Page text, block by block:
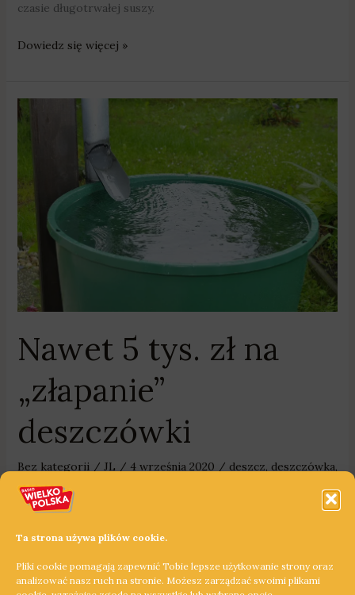
Ta strona używa plików cookie.
Pliki cookie pomagają zapewnić Tobie lepsze użytkowanie strony oraz
analizować nasz ruch na stronie. Możesz zarządzać swoimi plikami
czasie długotrwałej suszy.
Dowiedz się więcej »
Nawet 5 tys. zł na
„złapanie”
deszczówki
Bez kategorii/ JL / 4 września 2020 / deszcz, deszczówka,
dom,ekologia
WFOŚiGW,
wykorzystanie deszczówki. Właściciele domów mogą
składać wnioski do programu „Moja woda”.
Nawet
„złapanie”
deszczówki